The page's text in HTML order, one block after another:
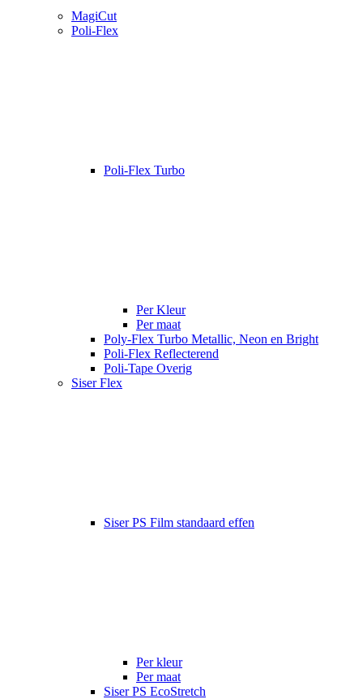
MagiCut
Poli-Flex
Poli-Flex Turbo
Per Kleur
Per maat
Poly-Flex Turbo Metallic, Neon en Bright
Poli-Flex Reflecterend
Poli-Tape Overig
Siser Flex
Siser PS Film standaard effen
Per kleur
Per maat
Siser PS EcoStretch